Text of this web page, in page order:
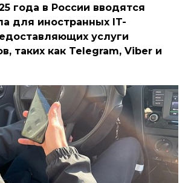
года в России вводятся
для иностранных IT-
услуги
таких как Telegram, Viber и